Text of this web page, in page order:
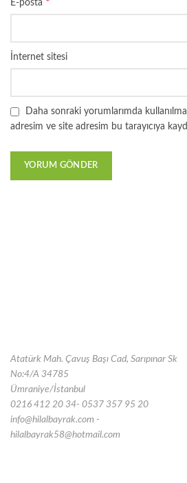
E-posta
İnternet sitesi
Daha sonraki yorumlarımda
adresim ve site adresim bu tarayıcıya
Atatürk Mah. Çavuş Başı Cad, Sarıpınar Sk
No:4/A 34785
Ümraniye/İstanbul
0216 412 20 34- 0537 357 95 20
info@hilalbayrak.com -
hilalbayrak58@hotmail.com